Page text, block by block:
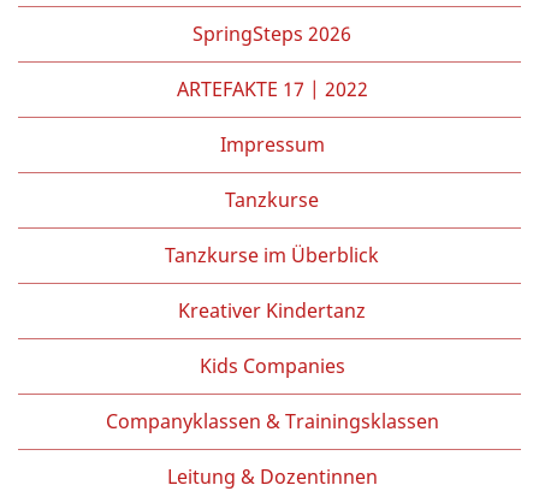
Partner/Freunde
Kontakt
SpringSteps 2026
ARTEFAKTE 17 | 2022
Impressum
Tanzkurse
Tanzkurse im Überblick
Kreativer Kindertanz
Kids Companies
Companyklassen & Trainingsklassen
Leitung & Dozentinnen